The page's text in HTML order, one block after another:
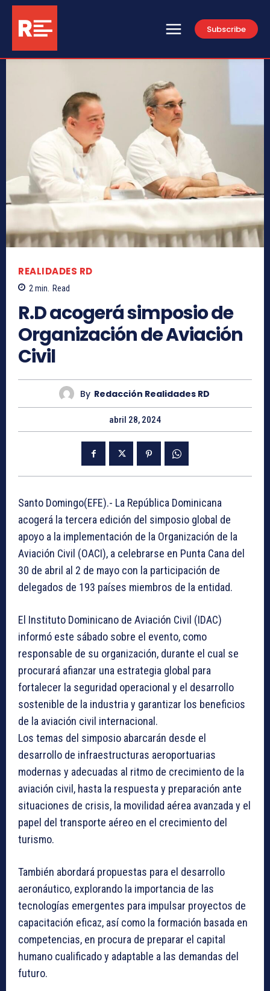
Subscribe
REALIDADES RD
2min. Read
R.D acogerá simposio de
Organización de Aviación
Civil
By Redacción Realidades RD
abril 28, 2024
Santo Domingo(EFE).- La República Dominicana
acogerá la tercera edición del simposio global de
apoyo a la implementación de la Organización de la
Aviación Civil (OACI), a celebrarse en Punta Cana del
30 de abril al 2 de mayo con la participación de
delegados de 193 países miembros de la entidad.
El Instituto Dominicano de Aviación Civil (IDAC)
informó este sábado sobre el evento, como
responsable de su organización, durante el cual se
procurará afianzar una estrategia global para
fortalecer la seguridad operacional y el desarrollo
sostenible de la industria y garantizar los beneficios
de la aviación civil internacional.
Los temas del simposio abarcarán desde el
desarrollo de infraestructuras aeroportuarias
modernas y adecuadas al ritmo de crecimiento de la
aviación civil, hasta la respuesta y preparación ante
situaciones de crisis, la movilidad aérea avanzada y el
papel del transporte aéreo en el crecimiento del
turismo.
También abordará propuestas para el desarrollo
aeronáutico, explorando la importancia de las
tecnologías emergentes para impulsar proyectos de
capacitación eficaz, así como la formación basada en
competencias, en procura de preparar el capital
humano cualificado y adaptable a las demandas del
futuro.